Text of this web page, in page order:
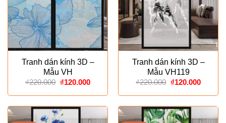
Tranh dán kính 3D –
Mẫu VH
₫220.000 Giá
là:
₫220.000.
₫120.000Giá
tại
là:
₫120.000.
Tranh dán kính 3D –
Mẫu VH119
₫220.000 Giá
là:
₫220.000.
₫120.000Giá
tại
là: